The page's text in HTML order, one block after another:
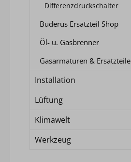
Differenzdruckschalter
Buderus Ersatzteil Shop
Öl- u. Gasbrenner
Gasarmaturen & Ersatzteile
Installation
Lüftung
Klimawelt
Werkzeug